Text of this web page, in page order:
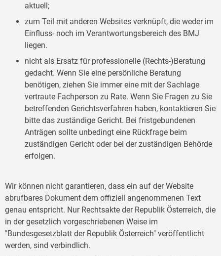
aktuell;
zum Teil mit anderen Websites verknüpft, die weder im
Einfluss- noch im Verantwortungsbereich des BMJ
liegen.
nicht als Ersatz für professionelle (Rechts-)Beratung
gedacht. Wenn Sie eine persönliche Beratung
benötigen, ziehen Sie immer eine mit der Sachlage
vertraute Fachperson zu Rate. Wenn Sie Fragen zu Sie
betreffenden Gerichtsverfahren haben, kontaktieren Sie
bitte das zuständige Gericht. Bei fristgebundenen
Anträgen sollte unbedingt eine Rückfrage beim
zuständigen Gericht oder bei der zuständigen Behörde
erfolgen.
Wir können nicht garantieren, dass ein auf der Website
abrufbares Dokument dem offiziell angenommenen Text
genau entspricht. Nur Rechtsakte der Republik Österreich, die
in der gesetzlich vorgeschriebenen Weise im
"Bundesgesetzblatt der Republik Österreich" veröffentlicht
werden, sind verbindlich.